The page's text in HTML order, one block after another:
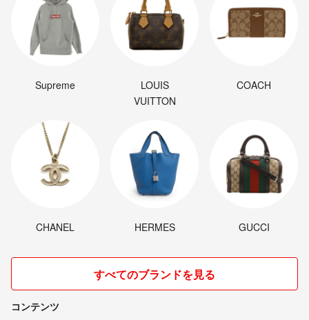
Supreme
LOUIS
VUITTON
COACH
CHANEL HERMES GUCCI
すべてのブランドを見る
コンテンツ